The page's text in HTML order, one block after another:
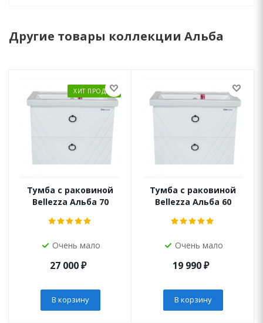
Другие товары коллекции Альба
ХИТ ПРОДАЖ
Тумба с раковиной
Bellezza Альба 70
Очень мало
27 000₽
В корзину
Тумба с раковиной
Bellezza Альба 60
Очень мало
19 990₽
В корзину